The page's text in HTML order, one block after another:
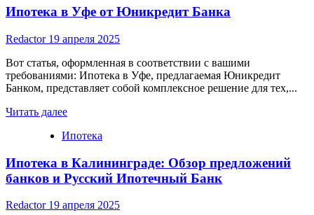
программу
Ипотека в Уфе от Юникредит Банка
Redactor 19 апреля 2025
Вот статья, оформленная в соответствии с вашими
требованиями: Ипотека в Уфе, предлагаемая Юникредит
Банком, представляет собой комплексное решение для тех,...
Читать далееRead
about
в
Уфе
от
Юникредит
Банка
Ипотека
Ипотека в Калининграде: Обзор предложений
банков и Русский Ипотечный Банк
Redactor 19 апреля 2025